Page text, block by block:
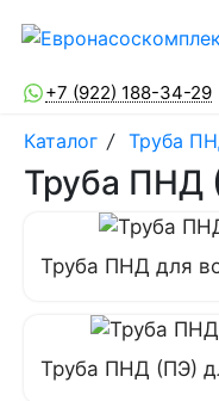
+7 (922) 188-34-29
Каталог / Труба
Труба ПНД
Труба ПНД для
Труба ПНД (ПЭ)